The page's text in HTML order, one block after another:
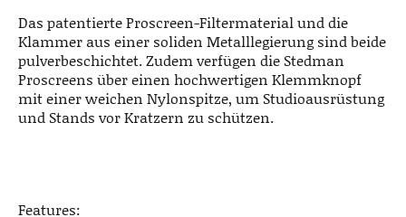
Das patentierte Proscreen-Filtermaterial und die
Klammer aus einer soliden Metalllegierung sind beide
pulverbeschichtet. Zudem verfügen die Stedman
Proscreens über einen hochwertigen Klemmknopf
mit einer weichen Nylonspitze, um Studioausrüstung
und Stands vor Kratzern zu schützen.
Features: